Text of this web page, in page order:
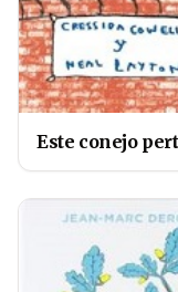
Este conejo